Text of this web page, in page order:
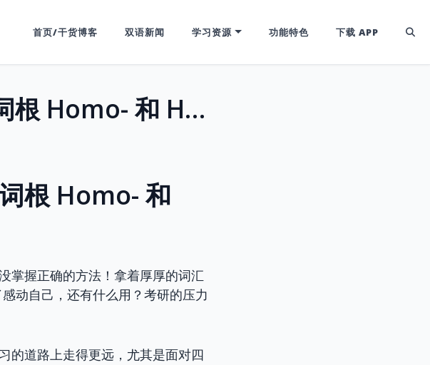
首页/干货博客 双语新闻 学习资源 功能特色 下载 APP
同中求异，异中求同：巧用词根 Homo- 和 Hetero- 辨析英语词汇
根 Homo- 和
掌握正确的方法！拿着厚厚的词汇
动自己，还有什么用？考研的压力
的道路上走得更远，尤其是面对四